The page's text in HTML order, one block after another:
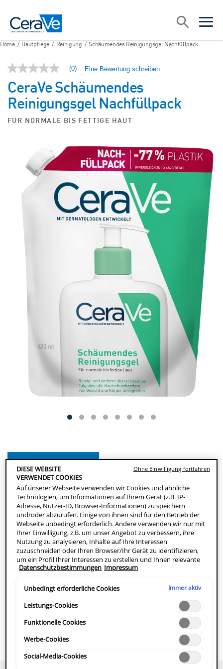
open
open
Suche
Home / Hautpflege / Reinigung / Schäumendes Reinigungsgel Nachfüllpack
Kein
Bewertungswert
Link
zur
gleichen
Seite.
(0) Eine Bewertung schreiben
CeraVe Schäumendes
Reinigungsgel Nachfüllpack
FÜR NORMALE BIS FETTIGE HAUT
Reinigungsschaum für Gesicht und Körper
Erfrischender Reinigungsschaum für das Gesicht, der die Haut
sanft von Talgresten befreit. Nicht komedogene Formel mit
Ceramiden. Umweltfreundliche Nachfüllpackung mit 77 %
weniger Plastik.
JETZT BESTELLEN
APOTHEKE FINDEN
INHALTSSTOFFE
PRODUKTBESCHREIBUNG
HERSTELLERINFOMATIONEN
DIESE WEBSITE
VERWENDET COOKIES
Auf unserer Webseite verwenden wir Cookies und ähnliche
Technologien, um Informationen auf Ihrem Gerät (z.B. IP-
Adresse, Nutzer-ID, Browser-Informationen) zu speichern
und/oder abzurufen. Einige von ihnen sind für den Betrieb der
Webseite unbedingt erforderlich. Andere verwenden wir nur mit
Ihrer Einwilligung, z.B. um unser Angebot zu verbessern, ihre
Nutzung zu analysieren, Inhalte auf Ihre Interessen
zuzuschneiden oder Ihren Browser/Ihr Gerät zu identifizieren,
um ein Profil Ihrer Interessen zu erstellen und Ihnen relevante
Werbung auf anderen Onlineangeboten zu zeigen. Sie können
ablehnen ("Ohne Einwilligung fortfahren") oder die
("Auswahl speichern"). Zudem können Sie Ihre Einstellungen
(unter dem Link "Cookie-Einstellungen") jederzeit aufrufen und
nachträglich anpassen. Weitere Informationen enthalten unsere
Datenschutzbestimmungen Impressum
Unbedingt erforderliche Cookies Immer aktiv
Leistungs-Cookies
Funktionelle Cookies
Werbe-Cookies
Social-Media-Cookies
Ohne Einwilligung fortfahren